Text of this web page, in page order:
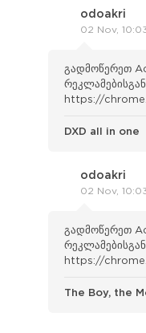
odoakri
02 Nov,
გადმოწერეთ
https://
DXD all in one
odoakri
02 Nov,
გადმოწერეთ
https://
The Boy, the